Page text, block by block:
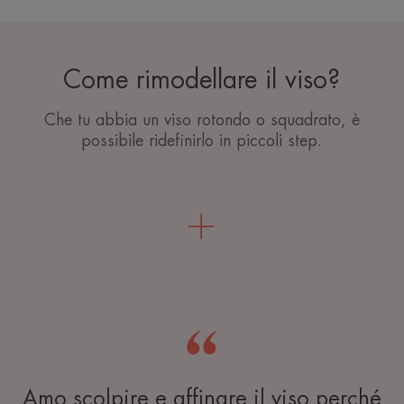
Come rimodellare il viso?
Che tu abbia un viso rotondo o squadrato, è
possibile ridefinirlo in piccoli step.
Amo scolpire e affinare il viso perché